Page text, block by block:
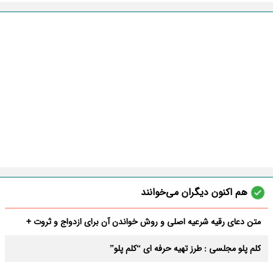
هم اکنون دیگران می‌خوانند
متن دعای رقیه شرعیه اصلی و روش خواندن آن برای ازدواج و ثروت +
کلم پلو مجلسی : طرز تهیه حرفه ای “کلم پلو”